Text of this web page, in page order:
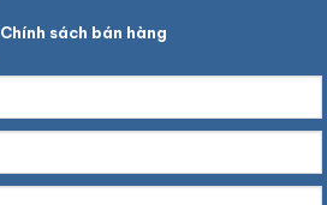
Chính sách bán hàng